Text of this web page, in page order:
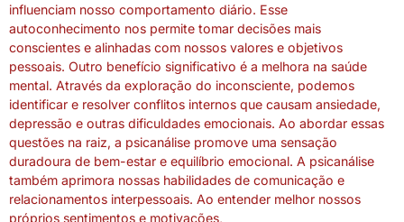
influenciam nosso comportamento diário. Esse
autoconhecimento nos permite tomar decisões mais
conscientes e alinhadas com nossos valores e objetivos
pessoais. Outro benefício significativo é a melhora na saúde
mental. Através da exploração do inconsciente, podemos
identificar e resolver conflitos internos que causam ansiedade,
depressão e outras dificuldades emocionais. Ao abordar essas
questões na raiz, a psicanálise promove uma sensação
duradoura de bem-estar e equilíbrio emocional. A psicanálise
também aprimora nossas habilidades de comunicação e
relacionamentos interpessoais. Ao entender melhor nossos
próprios sentimentos e motivações,